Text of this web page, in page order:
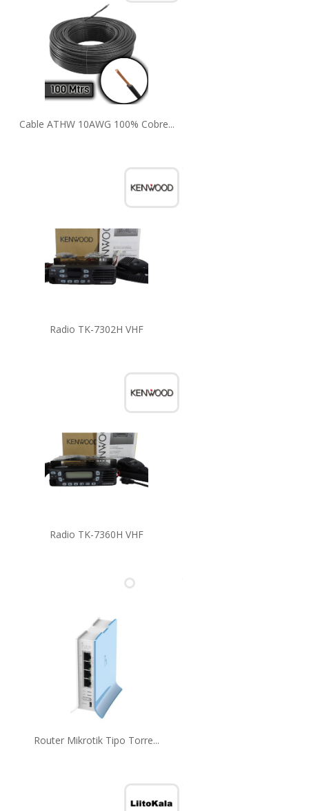
Cable ATHW 10AWG 100% Cobre...
Radio TK-7302H VHF
Radio TK-7360H VHF
Router Mikrotik Tipo Torre...